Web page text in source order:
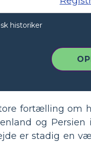
historiker
fortælling om
og Persien
er stadig en